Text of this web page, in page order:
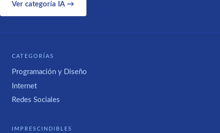
Ver categoría IA →
CATEGORÍAS
Programación y Diseño
Internet
Redes Sociales
IMPRESCINDIBLES